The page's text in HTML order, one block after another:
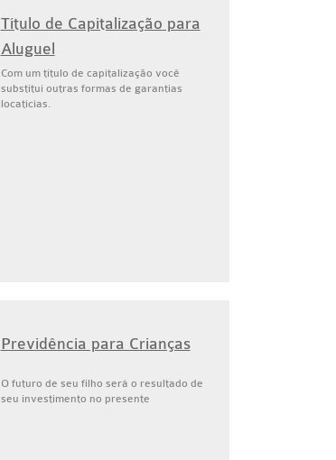
Título de Capitalização para
Aluguel
Com um título de capitalização você
substitui outras formas de garantias
locatícias.
Previdência para Crianças
O futuro de seu filho será o resultado de
seu investimento no presente